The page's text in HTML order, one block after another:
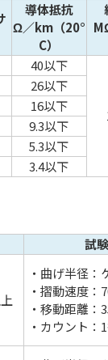
導体抵抗
Ω／km（20°
C）
40以下
26以下
16以下
9.3以下
5.3以下
3.4以下
試
・曲げ半径：
・摺動速度：
・移動距離：
・カウント：